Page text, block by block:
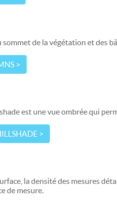
de la végétation et des
>
est une vue ombrée qui
>
la densité des mesures
de mesure.